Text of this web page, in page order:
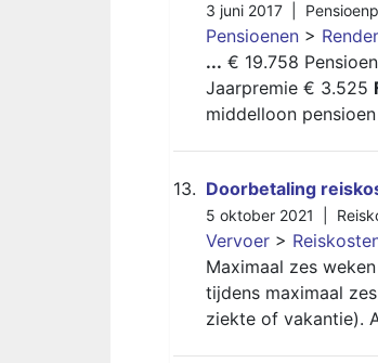
3 juni 2017 |
Pensioenen >
... € 19.758
Jaarpremie € 3.525
middelloon
13. Doorbetaling
5 oktober 2021 |
Vervoer >
Maximaal zes
tijdens maximaal
ziekte of vakantie).